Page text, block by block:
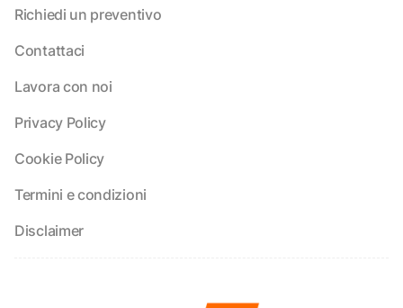
Richiedi un preventivo
Contattaci
Lavora con noi
Privacy Policy
Cookie Policy
Termini e condizioni
Disclaimer